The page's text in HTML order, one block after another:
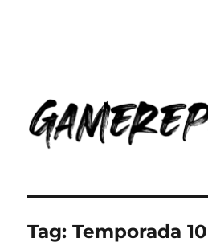
GameReporter |
Tag:Temporada 10